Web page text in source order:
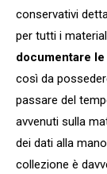
conservativi
per tutti i
documentare
così da
passare del
avvenuti sulla
dei dati alla
collezione è